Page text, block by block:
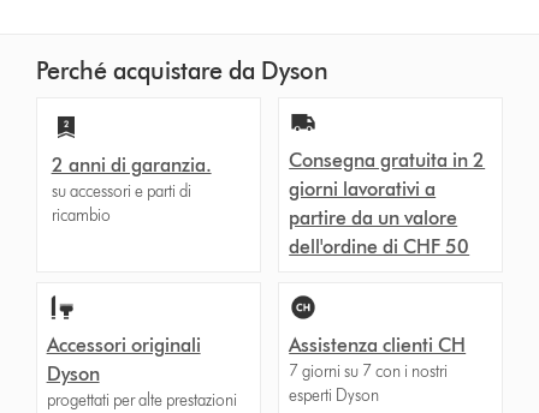
Perché acquistare da Dyson
2 anni di garanzia.
su accessori e parti di
ricambio
Consegna gratuita in 2
giorni lavorativi a
partire da un valore
dell'ordine di CHF 50
Accessori originali
Dyson
progettati per alte prestazioni
Assistenza clienti CH
7 giorni su 7 con i nostri
esperti Dyson